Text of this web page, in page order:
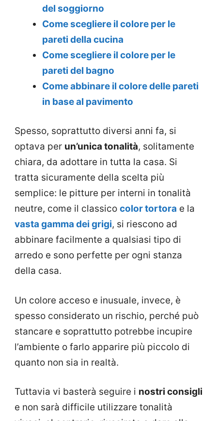
del soggiorno
Come scegliere il colore per le
pareti della cucina
Come scegliere il colore per le
pareti del bagno
Come abbinare il colore delle pareti
in base al pavimento
Spesso, soprattutto diversi anni fa, si
optava per un’unica tonalità, solitamente
chiara, da adottare in tutta la casa. Si
tratta sicuramente della scelta più
semplice: le pitture per interni in tonalità
neutre, come il classico color tortora e la
vasta gamma dei grigi, si riescono ad
abbinare facilmente a qualsiasi tipo di
arredo e sono perfette per ogni stanza
della casa.
Un colore acceso e inusuale, invece, è
spesso considerato un rischio, perché può
stancare e soprattutto potrebbe incupire
l’ambiente o farlo apparire più piccolo di
quanto non sia in realtà.
Tuttavia vi basterà seguire i nostri consigli
e non sarà difficile utilizzare tonalità